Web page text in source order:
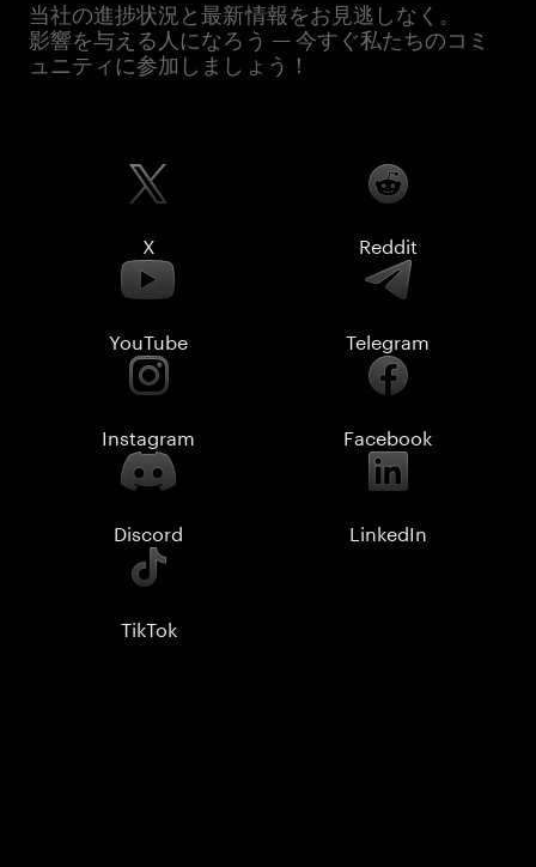
当社の進捗状況と最新情報をお見逃しなく。
影響を与える人になろう — 今すぐ私たちのコミ
ュニティに参加しましょう！
X Reddit
YouTube Telegram
Instagram Facebook
Discord LinkedIn
TikTok